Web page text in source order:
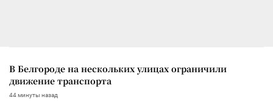
В Белгороде на нескольких улицах ограничили
движение транспорта
44 минуты назад